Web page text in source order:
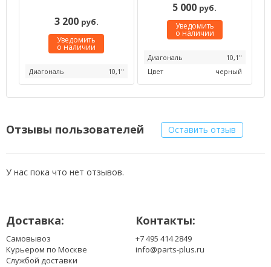
3 200 руб.
Уведомить
о наличии
Диагональ 10,1"
5 000 руб.
Уведомить
о наличии
Диагональ
10,1"
Цвет
черный
Отзывы пользователей Оставить отзыв
У нас пока что нет отзывов.
Доставка:
Самовывоз
Курьером по Москве
Службой доставки
Контакты:
+7 495 414 2849
info@parts-plus.ru